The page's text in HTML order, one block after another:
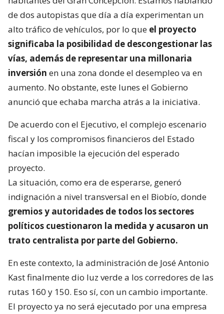
de dos autopistas que día a día experimentan un
alto tráfico de vehículos, por lo que el proyecto
significaba la posibilidad de descongestionar las
vías, además de representar una millonaria
inversión en una zona donde el desempleo va en
aumento. No obstante, este lunes el Gobierno
anunció que echaba marcha atrás a la iniciativa.
De acuerdo con el Ejecutivo, el complejo escenario
fiscal y los compromisos financieros del Estado
hacían imposible la ejecución del esperado
proyecto.
La situación, como era de esperarse, generó
indignación a nivel transversal en el Biobío, donde
gremios y autoridades de todos los sectores
políticos cuestionaron la medida y acusaron un
trato centralista por parte del Gobierno.
En este contexto, la administración de José Antonio
Kast finalmente dio luz verde a los corredores de las
rutas 160 y 150. Eso sí, con un cambio importante.
El proyecto ya no será ejecutado por una empresa